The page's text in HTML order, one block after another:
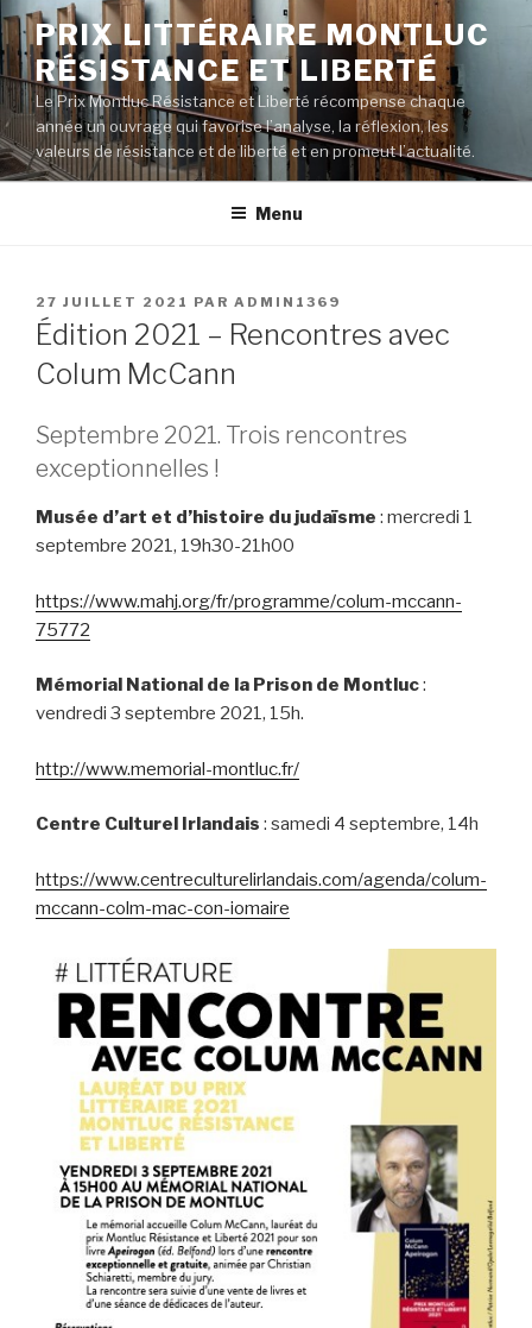
Aller
au
contenu
principal
PRIX LITTÉRAIRE MONTLUC
RÉSISTANCE ET LIBERTÉ
Le Prix Montluc Résistance et Liberté récompense chaque
année un ouvrage qui favorise l’analyse, la réflexion, les
valeurs de résistance et de liberté et en promeut l’actualité.
Menu
PUBLIÉ
LE
27 JUILLET 2021 PAR ADMIN1369
Édition 2021 – Rencontres avec
Colum McCann
Septembre 2021. Trois rencontres
exceptionnelles !
Musée d’art et d’histoire du judaïsme : mercredi 1
septembre 2021, 19h30-21h00
https://www.mahj.org/fr/programme/colum-mccann-
75772
Mémorial National de la Prison de Montluc:
vendredi 3 septembre 2021, 15h.
http://www.memorial-montluc.fr/
Centre Culturel Irlandais : samedi 4 septembre, 14h
https://www.centreculturelirlandais.com/agenda/colum-
mccann-colm-mac-con-iomaire